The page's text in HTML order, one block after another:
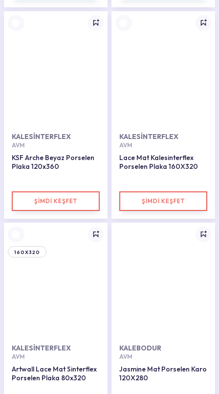
KALESİNTERFLEX
AVM
KSF Arche Beyaz Porselen
Plaka 120x360
ŞİMDİ KEŞFET
KALESİNTERFLEX
AVM
Lace Mat Kalesinterflex
Porselen Plaka 160X320
ŞİMDİ KEŞFET
160X320
KALESİNTERFLEX
AVM
Artwall Lace Mat Sinterflex
Porselen Plaka 80x320
KALEBODUR
AVM
Jasmine Mat Porselen Karo
120X280